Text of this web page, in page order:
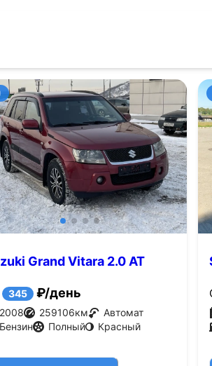
Grand Vitara 2.0 AT
345 ₽/день
2008 259106км
Автомат
Бензин
Полный Красный